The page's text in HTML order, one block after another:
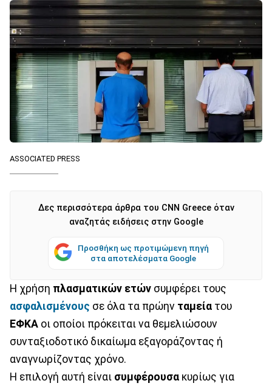
ASSOCIATED PRESS
Δες περισσότερα άρθρα του CNN Greece όταν
αναζητάς ειδήσεις στην Google
Προσθήκη ως προτιμώμενη πηγή
στα αποτελέσματα Google
Η χρήση πλασματικών ετών συμφέρει τους
ασφαλισμένους σε όλα τα πρώην ταμεία του
ΕΦΚΑ οι οποίοι πρόκειται να θεμελιώσουν
συνταξιοδοτικό δικαίωμα εξαγοράζοντας ή
αναγνωρίζοντας χρόνο.
Η επιλογή αυτή είναι συμφέρουσα κυρίως για